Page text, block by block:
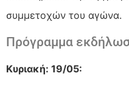
συμμετοχών του αγώνα.
Πρόγραμμα
Κυριακή: 19/05: